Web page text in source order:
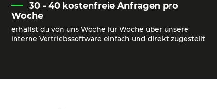
30 - 40 kostenfreie Anfragen pro
Woche
erhältst du von uns Woche für Woche über unsere
interne Vertriebssoftware einfach und direkt zugestellt